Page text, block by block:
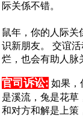
际关係不错。
鼠年，你的人际关
识新朋友。 交谊
烂，也会有助人脉
官司诉讼: 如果，
是溪流，兔是花草
和对方和解是上策